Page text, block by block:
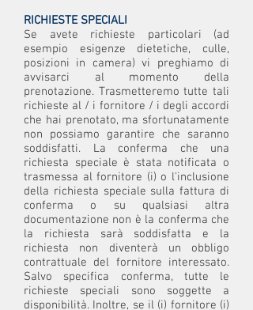
RICHIESTE SPECIALI
Se avete richieste particolari (ad
esempio esigenze dietetiche, culle,
posizioni in camera) vi preghiamo di
avvisarci al momento della
prenotazione. Trasmetteremo tutte tali
richieste al / i fornitore / i degli accordi
che hai prenotato, ma sfortunatamente
non possiamo garantire che saranno
soddisfatti. La conferma che una
richiesta speciale è stata notificata o
trasmessa al fornitore (i) o l'inclusione
della richiesta speciale sulla fattura di
conferma o su qualsiasi altra
documentazione non è la conferma che
la richiesta sarà soddisfatta e la
richiesta non diventerà un obbligo
contrattuale del fornitore interessato.
Salvo specifica conferma, tutte le
richieste speciali sono soggette a
disponibilità. Inoltre, se il (i) fornitore (i)